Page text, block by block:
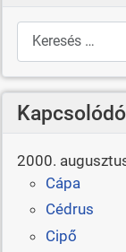
Keresés
2000.
Cápa
Cédrus
Cipő